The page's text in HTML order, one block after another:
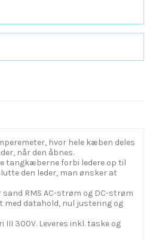
hvor hele kæben deles
når den åbnes.
tangkæberne forbi ledere op til
den leder, man ønsker at
RMS AC-strøm og DC-strøm
med datahold, nul justering og
III 300V. Leveres inkl. taske og